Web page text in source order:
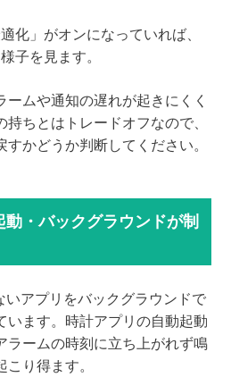
化」がオンになっていれば、
子を見ます。
ムや通知の遅れが起きにくく
ちとはトレードオフなので、
かどうか判断してください。
・バックグラウンドが制
アプリをバックグラウンドで
います。時計アプリの自動起動
ラームの時刻に立ち上がれず鳴
り得ます。